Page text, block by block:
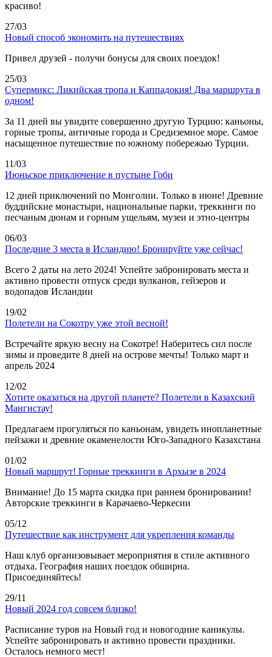
красиво!
27/03
Новый способ экономить на путешествиях
Привел друзей - получи бонусы для своих поездок!
25/03
Супермикс: Ликийская тропа и Каппадокия! Два маршрута в
одном!
За 11 дней вы увидите совершенно другую Турцию: каньоны,
горные тропы, античные города и Средиземное море. Самое
насыщенное путешествие по южному побережью Турции.
11/03
Июньское приключение в пустыне Гоби
12 дней приключений по Монголии. Только в июне! Древние
буддийские монастыри, национальные парки, треккинги по
песчаным дюнам и горным ущельям, музеи и этно-центры
06/03
Последние 3 места в Исландию! Бронируйте уже сейчас!
Всего 2 даты на лето 2024! Успейте забронировать места и
активно провести отпуск среди вулканов, гейзеров и
водопадов Исландии
19/02
Полетели на Сокотру уже этой весной!
Встречайте яркую весну на Сокотре! Наберитесь сил после
зимы и проведите 8 дней на острове мечты! Только март и
апрель 2024
12/02
Хотите оказаться на другой планете? Полетели в Казахский
Мангистау!
Предлагаем прогуляться по каньонам, увидеть инопланетные
пейзажи и древние окаменелости Юго-Западного Казахстана
01/02
Новый маршрут! Горные треккинги в Архызе в 2024
Внимание! До 15 марта скидка при раннем бронировании!
Авторские треккинги в Карачаево-Черкесии
05/12
Путешествие как инструмент для укрепления команды
Наш клуб организовывает мероприятия в стиле активного
отдыха. География наших поездок обширна.
Присоединяйтесь!
29/11
Новый 2024 год совсем близко!
Расписание туров на Новый год и новогодние каникулы.
Успейте забронировать и активно провести праздники.
Осталось немного мест!